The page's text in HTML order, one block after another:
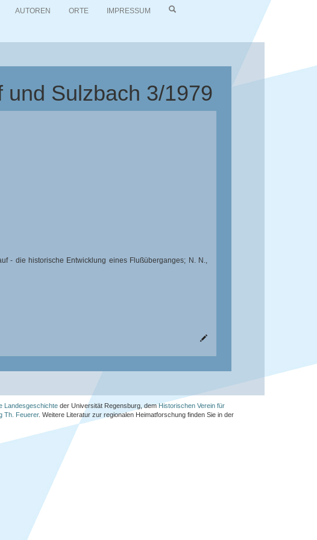
AUTOREN ORTE IMPRESSUM
und Sulzbach 3/1979
- die historische Entwicklung eines Flußüberganges; N. N.,
Landesgeschichte der Universität Regensburg, demHistorischen Verein für
Th. Feuerer. Weitere Literatur zur regionalen Heimatforschung finden Sie in der